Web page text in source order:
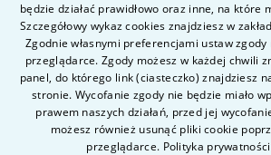
Twój e-mail
będzie działać prawidłowo oraz inne, na które
Szczegółowy wykaz cookies znajdziesz w
Zgodnie własnymi preferencjami ustaw
przeglądarce. Zgody możesz w każdej chwili
panel, do którego link (ciasteczko) znajdziesz
stronie. Wycofanie zgody nie będzie miało
prawem naszych działań, przed jej
możesz również usunąć pliki cookie
przeglądarce. Polityka